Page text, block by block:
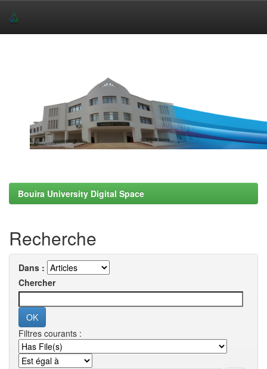
Bouira University Digital Space
Recherche
Dans :
Chercher
Filtres courants :